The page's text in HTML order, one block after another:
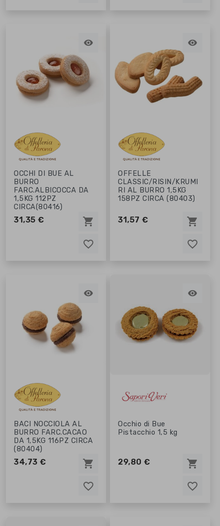

favorite_border
favorite_border
OCCHI DI BUE AL
BURRO
FARC.ALBICOCCA DA
1,5KG 112PZ
CIRCA(80416)
31,35 € shopping_cart

favorite_border
favorite_border
OFFELLE
CLASSIC/RISIN/KRUMI
RI AL BURRO 1,5KG
158PZ CIRCA (80403)
31,57 € shopping_cart

favorite_border
favorite_border
BACI NOCCIOLA AL
BURRO FARC.CACAO
DA 1,5KG 116PZ CIRCA
(80404)
34,73 € shopping_cart

favorite_border
favorite_border
Occhio di Bue
Pistacchio 1,5 kg
29,80 € shopping_cart